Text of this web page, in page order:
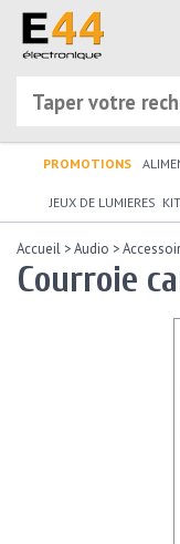
PROMOTIONS
JEUX DE LUMIERES
Accueil >Audio >
Courroie